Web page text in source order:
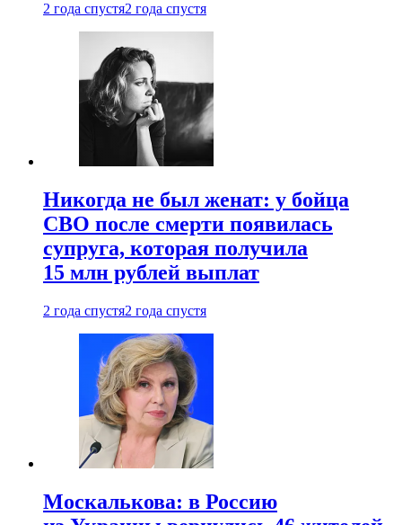
2 года спустя2 года спустя
Никогда не был женат: у бойца
СВО после смерти появилась
супруга, которая получила
15 млн рублей выплат
2 года спустя2 года спустя
Москалькова: в Россию